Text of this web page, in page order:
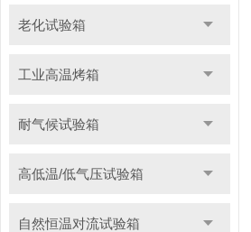
老化试验箱
工业高温烤箱
耐气候试验箱
高低温/低气压试验箱
自然恒温对流试验箱